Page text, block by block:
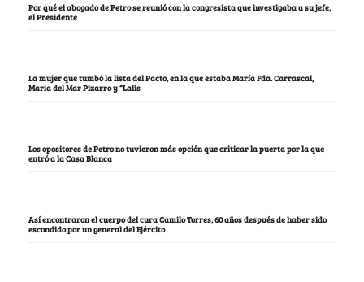
Por qué el abogado de Petro se reunió con la congresista que investigaba a su jefe,
el Presidente
La mujer que tumbó la lista del Pacto, en la que estaba María Fda. Carrascal,
María del Mar Pizarro y “Lalis
Los opositores de Petro no tuvieron más opción que criticar la puerta por la que
entró a la Casa Blanca
Así encontraron el cuerpo del cura Camilo Torres, 60 años después de haber sido
escondido por un general del Ejército